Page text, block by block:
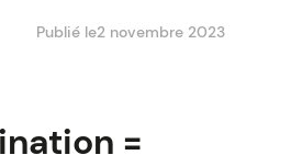
Publié le2 novembre 2023
=